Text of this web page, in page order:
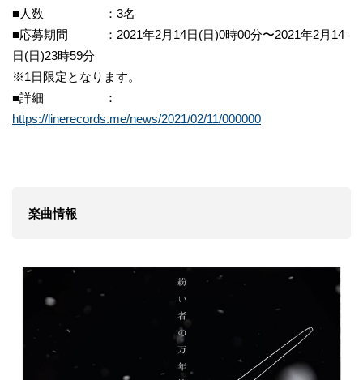
■人数 ：3名
■応募期間 ：2021年2月14日(日)0時00分〜2021年2月14
日(日)23時59分
※1日限定となります。
■詳細 ：
https://linerecords.me/news/2021/02/11/000000
楽曲情報